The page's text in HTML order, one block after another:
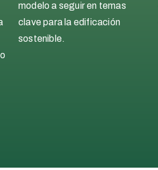
modelo a seguir en temas
clave para la edificación
sostenible.